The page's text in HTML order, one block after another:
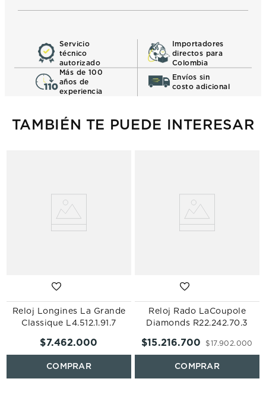
Servicio
técnico
autorizado
Importadores
directos para
Colombia
Más de 100
años de
experiencia
Envíos sin
costo adicional
TAMBIÉN TE PUEDE INTERESAR
Reloj Longines La Grande
Classique L4.512.1.91.7
$7.462.000
Reloj Rado LaCoupole
Diamonds R22.242.70.3
$17.902.000
$15.216.700